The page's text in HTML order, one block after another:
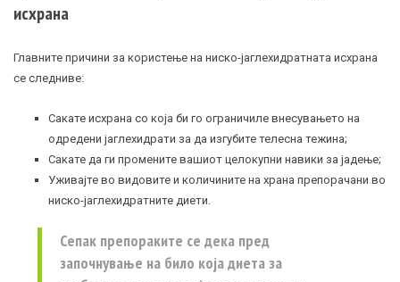
исхрана
Главните причини за користење на ниско-јаглехидратната исхрана
се следниве:
Сакате исхрана со која би го ограничиле внесувањето на
одредени јаглехидрати за да изгубите телесна тежина;
Сакате да ги промените вашиот целокупни навики за јадење;
Уживајте во видовите и количините на храна препорачани во
ниско-јаглехидратните диети.
Сепак препораките се дека пред
започнување на било која диета за